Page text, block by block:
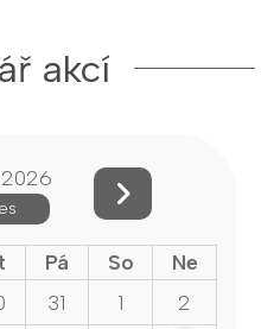
akcí
Pá So
Ne
31 1
2